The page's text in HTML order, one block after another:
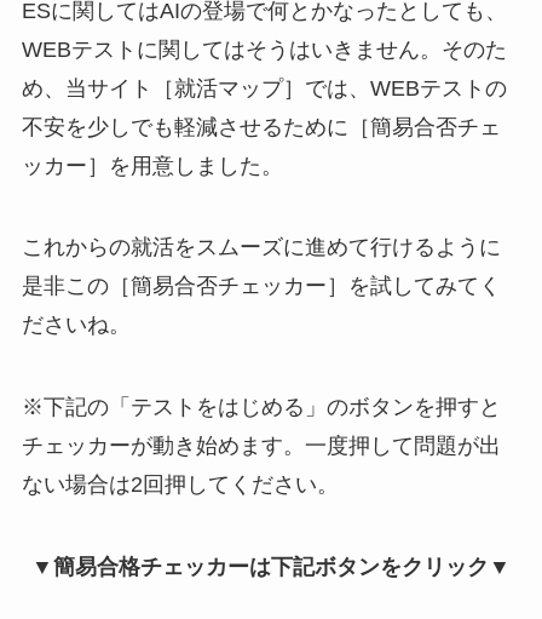
ESに関してはAIの登場で何とかなったとしても、
WEBテストに関してはそうはいきません。そのた
め、当サイト［就活マップ］では、WEBテストの
不安を少しでも軽減させるために［簡易合否チェ
ッカー］を用意しました。
これからの就活をスムーズに進めて行けるように
是非この［簡易合否チェッカー］を試してみてく
ださいね。
※下記の「テストをはじめる」のボタンを押すと
チェッカーが動き始めます。一度押して問題が出
ない場合は2回押してください。
▼簡易合格チェッカーは下記ボタンをクリック▼